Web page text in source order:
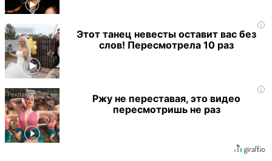
i
Этот танец невесты оставит вас без
слов! Пересмотрела 10 раз
i
Ржу не переставая, это видео
пересмотришь не раз